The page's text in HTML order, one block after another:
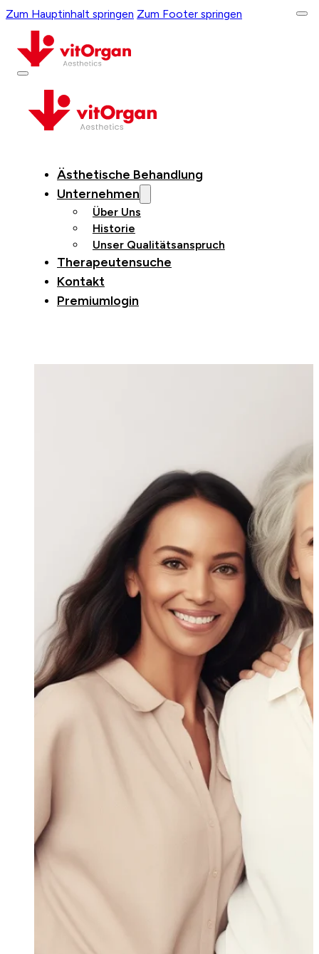
Zum Hauptinhalt springen Zum Footer springen
Ästhetische Behandlung
Unternehmen
Über Uns
Historie
Unser Qualitätsanspruch
Therapeutensuche
Kontakt
Premiumlogin